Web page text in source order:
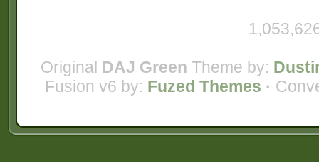
Original DAJ Green Theme by:
Fusion v6 by: Fuzed Themes ·